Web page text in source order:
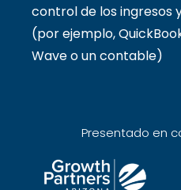
control de los ingresos
(por ejemplo,
Wave o un contable)
Presentado en